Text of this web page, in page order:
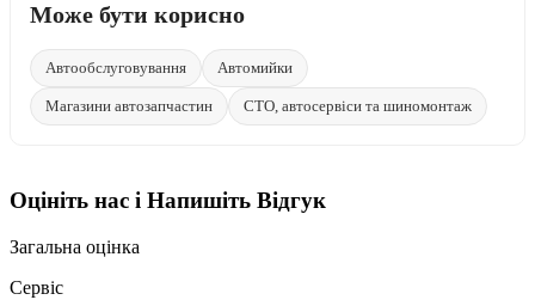
Може бути корисно
Автообслуговування Автомийки
Магазини автозапчастин СТО, автосервіси та шиномонтаж
Оцініть нас і Напишіть Відгук
Загальна оцінка
Сервіс